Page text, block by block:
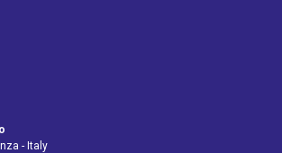
- Italy